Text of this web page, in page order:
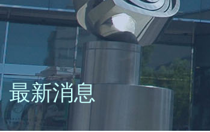
最新消息